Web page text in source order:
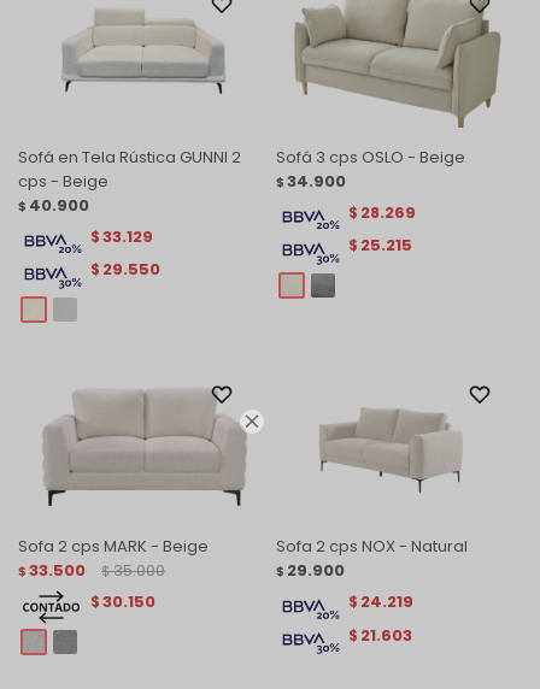

Sofá en Tela Rústica GUNNI 2
cps - Beige
$ 40.900
$ 29.550
$33.129
Sofá 3 cps OSLO - Beige
$ 34.900
$ 25.215
$ 28.269
Sofa 2 cps MARK - Beige
$ 33.500 $ 35.000
$30.150
Sofa 2 cps NOX - Natural
$ 29.900
$ 21.603
$ 24.219